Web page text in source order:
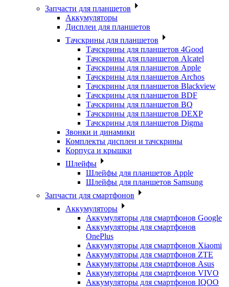
Запчасти для планшетов
Аккумуляторы
Дисплеи для планшетов
Тачскрины для планшетов
Тачскрины для планшетов 4Good
Тачскрины для планшетов Alcatel
Тачскрины для планшетов Apple
Тачскрины для планшетов Archos
Тачскрины для планшетов Blackview
Тачскрины для планшетов BDF
Тачскрины для планшетов BQ
Тачскрины для планшетов DEXP
Тачскрины для планшетов Digma
Звонки и динамики
Комплекты дисплеи и тачскрины
Корпуса и крышки
Шлейфы
Шлейфы для планшетов Apple
Шлейфы для планшетов Samsung
Запчасти для смартфонов
Аккумуляторы
Аккумуляторы для смартфонов Google
Аккумуляторы для смартфонов
OnePlus
Аккумуляторы для смартфонов Xiaomi
Аккумуляторы для смартфонов ZTE
Аккумуляторы для cмартфонов Asus
Аккумуляторы для смартфонов VIVO
Аккумуляторы для смартфонов IQOO